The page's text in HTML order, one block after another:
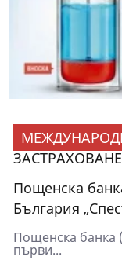
ЗАСТРАХОВАНЕ
Пощенска
България
Пощенска банка
първи...